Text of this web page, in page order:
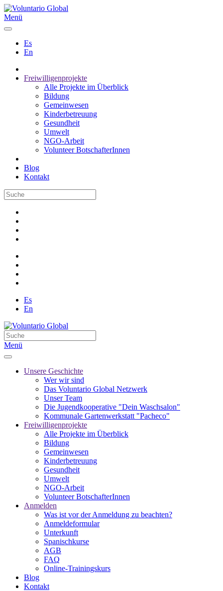
Menü
Es
En
Freiwilligenprojekte
Alle Projekte im Überblick
Bildung
Gemeinwesen
Kinderbetreuung
Gesundheit
Umwelt
NGO-Arbeit
Volunteer BotschafterInnen
Blog
Kontakt
Es
En
Menü
Unsere Geschichte
Wer wir sind
Das Voluntario Global Netzwerk
Unser Team
Die Jugendkooperative "Dein Waschsalon"
Kommunale Gartenwerkstatt "Pacheco"
Freiwilligenprojekte
Alle Projekte im Überblick
Bildung
Gemeinwesen
Kinderbetreuung
Gesundheit
Umwelt
NGO-Arbeit
Volunteer BotschafterInnen
Anmelden
Was ist vor der Anmeldung zu beachten?
Anmeldeformular
Unterkunft
Spanischkurse
AGB
FAQ
Online-Trainingskurs
Blog
Kontakt